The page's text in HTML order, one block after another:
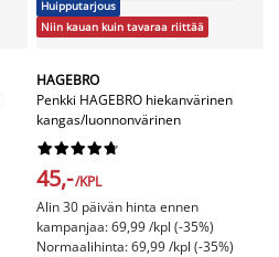
Huipputarjous
Niin kauan kuin tavaraa riittää
HAGEBRO
Penkki HAGEBRO hiekanvärinen
kangas/luonnonvärinen






45,-/KPL
Alin 30 päivän hinta ennen
kampanjaa: 69,99 /kpl (-35%)
Normaalihinta: 69,99 /kpl (-35%)